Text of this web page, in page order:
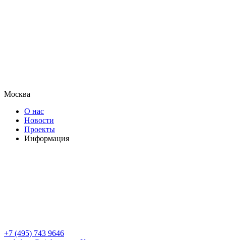
Москва
О нас
Новости
Проекты
Информация
+7 (495) 743 9646